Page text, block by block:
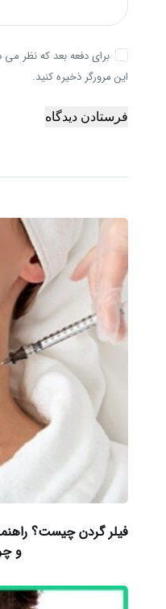
برای دفعه بعد که نظر
این مرورگر ذخیره کنید.
فرستادن دیدگاه
فیلر گردن چیست؟
و